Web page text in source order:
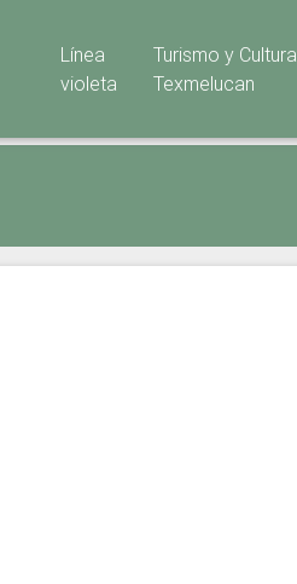
Línea
violeta
Turismo y Cultura
Texmelucan